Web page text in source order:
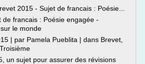
2015 - Sujet de francais : Poésie...
de francais : Poésie engagée -
le monde
| par Pamela Pueblita | dans Brevet,
un sujet pour assurer des révisions